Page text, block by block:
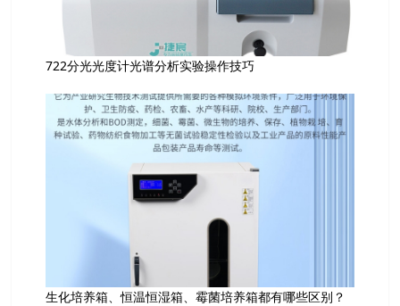
722分光光度计光谱分析实验操作技巧
生化培养箱、恒温恒湿箱、霉菌培养箱都有哪些区别？